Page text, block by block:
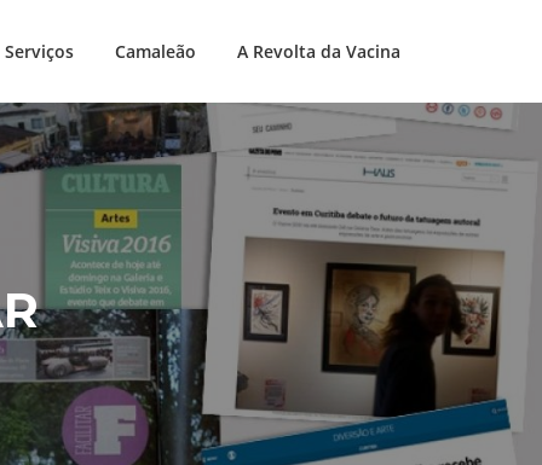
Serviços Camaleão A Revolta da Vacina